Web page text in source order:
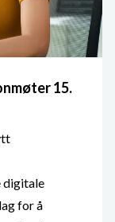
15.
digitale
for å